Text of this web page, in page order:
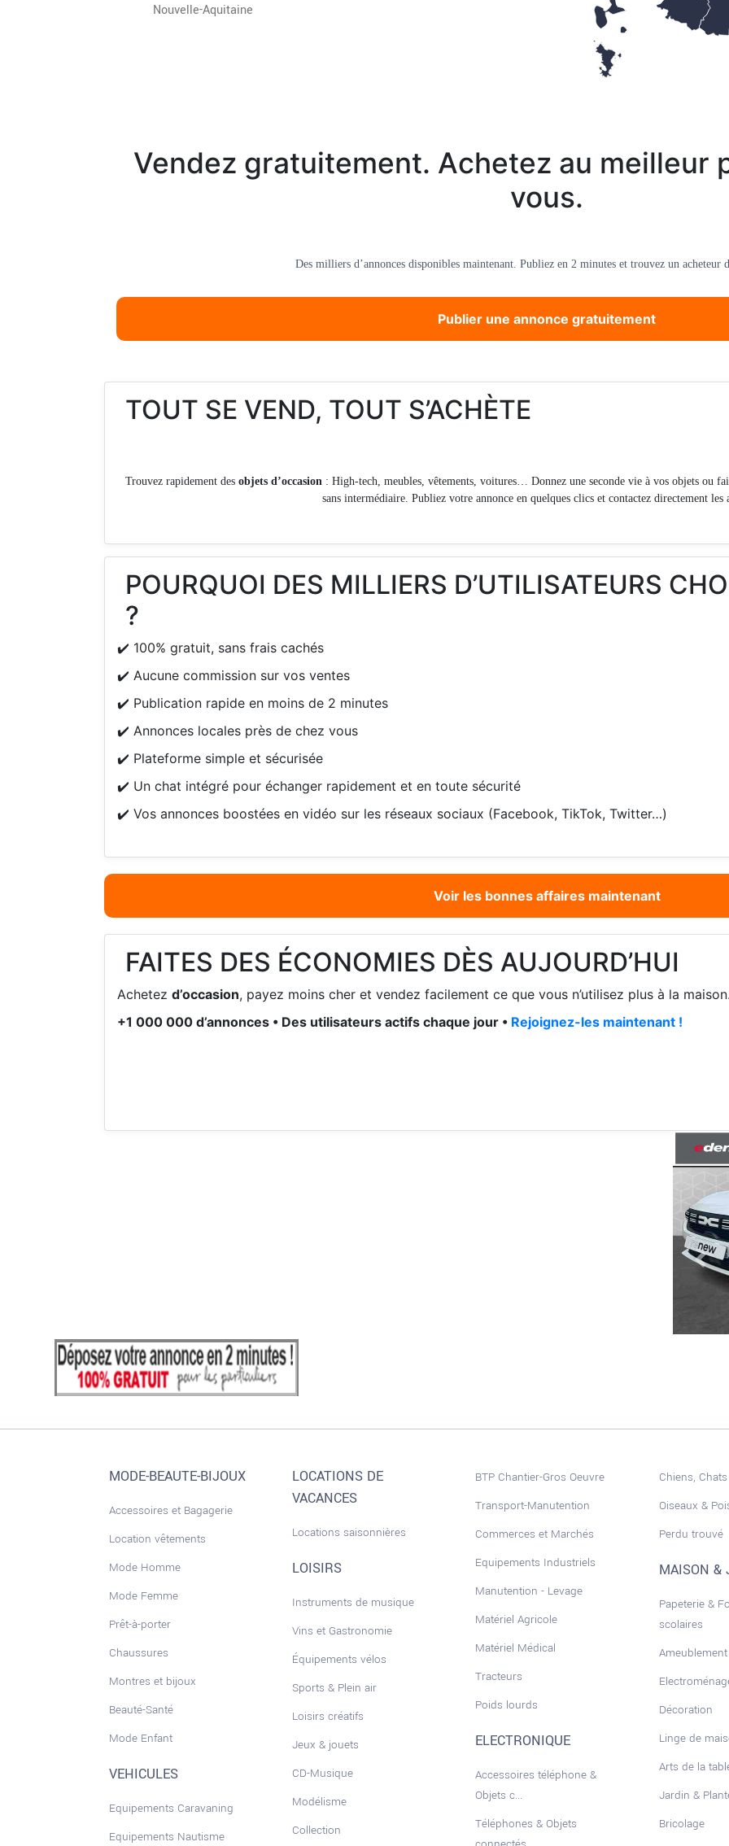
Nouvelle-Aquitaine
Vendez gratuitement. Achetez au meilleur
vous.
Des milliers d’annonces disponibles maintenant. Publiez en 2 minutes et trouvez un acheteur
Publier une annonce gratuitement
TOUT SE VEND, TOUT S’ACHÈTE
Trouvez rapidement des objets d’occasion : High-tech, meubles, vêtements, voitures… Donnez une seconde vie à vos objets ou
sans intermédiaire. Publiez votre annonce en quelques clics et contactez directement les
POURQUOI DES MILLIERS D’UTILISATEURS
?
✔️ 100% gratuit, sans frais cachés
✔️ Aucune commission sur vos ventes
✔️ Publication rapide en moins de 2 minutes
✔️ Annonces locales près de chez vous
✔️ Plateforme simple et sécurisée
✔️ Un chat intégré pour échanger rapidement et en toute sécurité
✔️ Vos annonces boostées en vidéo sur les réseaux sociaux (Facebook, TikTok, Twitter…)
Voir les bonnes affaires maintenant
FAITES DES ÉCONOMIES DÈS AUJOURD’HUI
Achetez d’occasion, payez moins cher et vendez facilement ce que vous n’utilisez plus à la
+1 000 000 d’annonces • Des utilisateurs actifs chaque jour • Rejoignez-les maintenant !
MODE-BEAUTE-BIJOUX
Accessoires et Bagagerie
Location vêtements
Mode Homme
Mode Femme
Prêt-à-porter
Chaussures
Montres et bijoux
Beauté-Santé
Mode Enfant
VEHICULES
Equipements Caravaning
Equipements Nautisme
LOCATIONS DE
VACANCES
Locations saisonnières
LOISIRS
Instruments de musique
Vins et Gastronomie
Équipements vélos
Sports & Plein air
Loisirs créatifs
Jeux & jouets
CD-Musique
Modélisme
Collection
BTP Chantier-Gros Oeuvre
Transport-Manutention
Commerces et Marchés
Equipements Industriels
Manutention - Levage
Matériel Agricole
Matériel Médical
Tracteurs
Poids lourds
ELECTRONIQUE
Accessoires téléphone &
Objets c...
Téléphones & Objets
Chiens,
Oiseaux &
Perdu trouvé
MAISON &
Papeterie &
scolaires
Ameublement
Décoration
Linge de
Arts de la
Jardin &
Bricolage